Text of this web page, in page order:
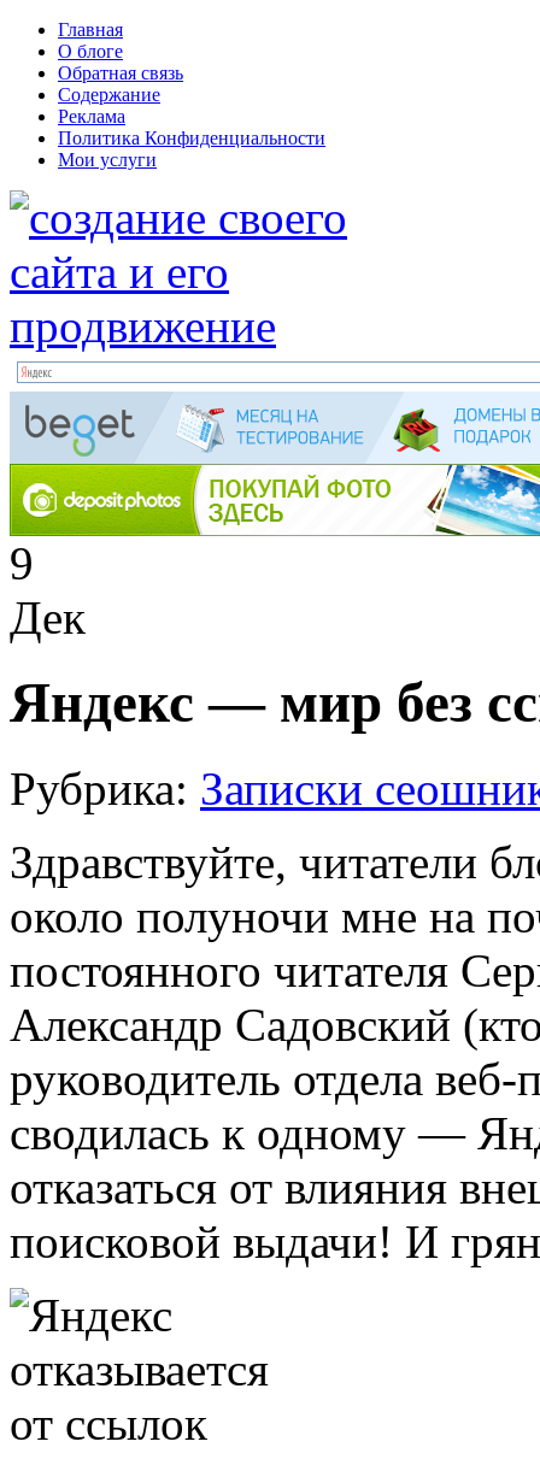
Главная
О блоге
Обратная связь
Содержание
Реклама
Политика Конфиденциальности
Мои услуги
9
Дек
Яндекс — мир без
Рубрика: Записки
Здравствуйте, читатели
около полуночи мне на
постоянного читателя
Александр Садовский
руководитель отдела
сводилась к одному —
отказаться от влияния
поисковой выдачи! И